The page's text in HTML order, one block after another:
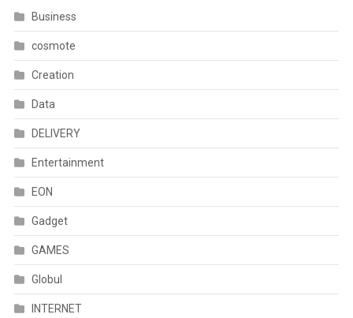
Business
cosmote
Creation
Data
DELIVERY
Entertainment
EON
Gadget
GAMES
Globul
INTERNET